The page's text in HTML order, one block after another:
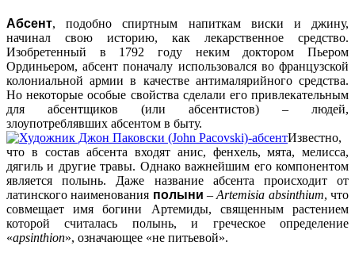
Абсент, подобно спиртным напиткам виски и джину,
начинал свою историю, как лекарственное средство.
Изобретенный в 1792 году неким доктором Пьером
Ординьером, абсент поначалу использовался во французской
колониальной армии в качестве антималярийного средства.
Но некоторые особые свойства сделали его привлекательным
для абсентщиков (или абсентистов) – людей,
злоупотреблявших абсентом в быту.
Известно,
что в состав абсента входят анис, фенхель, мята, мелисса,
дягиль и другие травы. Однако важнейшим его компонентом
является полынь. Даже название абсента происходит от
латинского наименования полыни –Artemisia absinthium, что
совмещает имя богини Артемиды, священным растением
которой считалась полынь, и греческое определение
«apsinthion», означающее «не питьевой».